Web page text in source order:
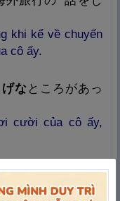
Nghĩa: Ngoài, bên ngoài, phía
ngoài
Nghĩa: Du lịch, cuộc hành trình,
quán trọ
khi kể về chuyến
cô ấy.
げな ところがあっ
cười của cô ấy,
る。